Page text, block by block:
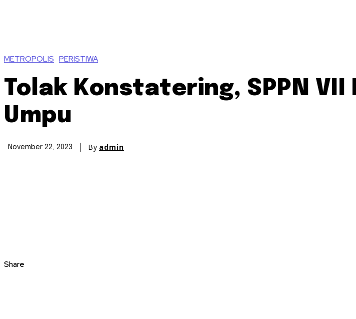
METROPOLIS PERISTIWA
Tolak Konstatering, SPPN VII
Umpu
November 22, 2023 By admin
Share